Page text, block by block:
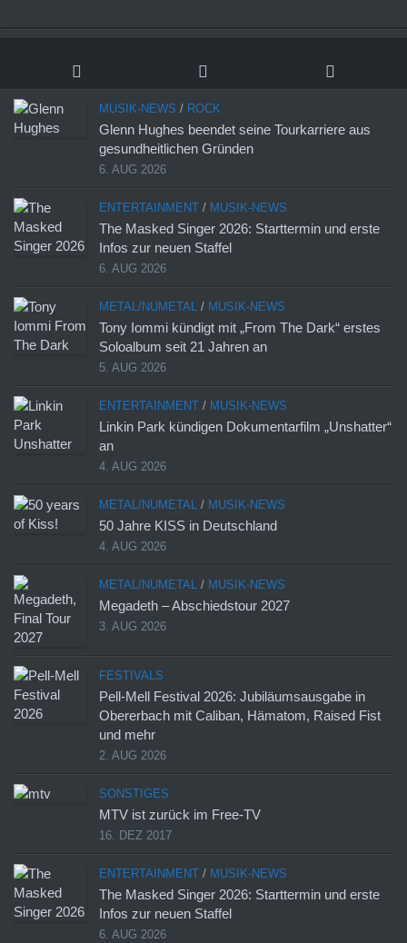
MUSIK-NEWS / ROCK
Glenn Hughes beendet seine Tourkarriere aus
gesundheitlichen Gründen
6. AUG 2026
ENTERTAINMENT / MUSIK-NEWS
The Masked Singer 2026: Starttermin und erste
Infos zur neuen Staffel
6. AUG 2026
METAL/NUMETAL / MUSIK-NEWS
Tony Iommi kündigt mit „From The Dark“ erstes
Soloalbum seit 21 Jahren an
5. AUG 2026
ENTERTAINMENT / MUSIK-NEWS
Linkin Park kündigen Dokumentarfilm „Unshatter“
an
4. AUG 2026
METAL/NUMETAL / MUSIK-NEWS
50 Jahre KISS in Deutschland
4. AUG 2026
METAL/NUMETAL / MUSIK-NEWS
Megadeth – Abschiedstour 2027
3. AUG 2026
FESTIVALS
Pell-Mell Festival 2026: Jubiläumsausgabe in
Obererbach mit Caliban, Hämatom, Raised Fist
und mehr
2. AUG 2026
SONSTIGES
MTV ist zurück im Free-TV
16. DEZ 2017
ENTERTAINMENT / MUSIK-NEWS
The Masked Singer 2026: Starttermin und erste
Infos zur neuen Staffel
6. AUG 2026